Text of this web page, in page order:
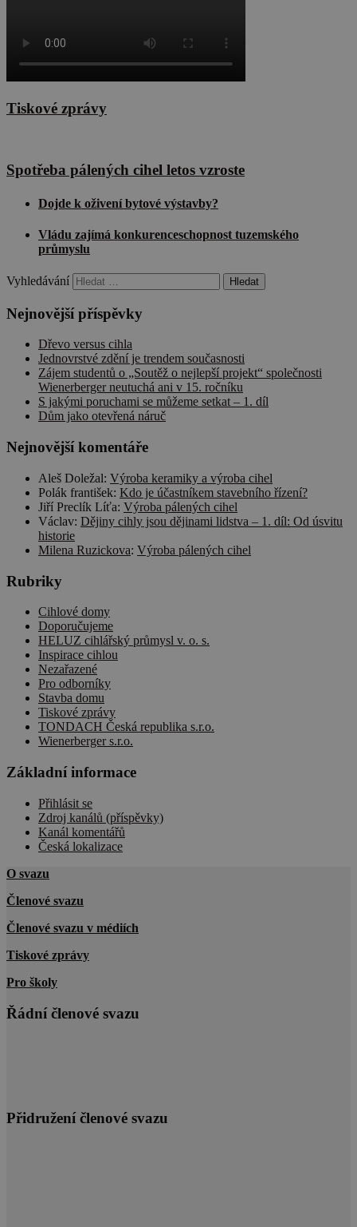
Tiskové zprávy
Spotřeba pálených cihel letos vzroste
Dojde k oživení bytové výstavby?
Vládu zajímá konkurenceschopnost tuzemského
průmyslu
Vyhledávání
Nejnovější příspěvky
Dřevo versus cihla
Jednovrstvé zdění je trendem současnosti
Zájem studentů o „Soutěž o nejlepší projekt“ společnosti
Wienerberger neutuchá ani v 15. ročníku
S jakými poruchami se můžeme setkat – 1. díl
Dům jako otevřená náruč
Nejnovější komentáře
Aleš Doležal: Výroba keramiky a výroba cihel
Polák františek: Kdo je účastníkem stavebního řízení?
Jiří Preclík Líťa: Výroba pálených cihel
Václav: Dějiny cihly jsou dějinami lidstva – 1. díl: Od úsvitu
historie
Milena Ruzickova: Výroba pálených cihel
Rubriky
Cihlové domy
Doporučujeme
HELUZ cihlářský průmysl v. o. s.
Inspirace cihlou
Nezařazené
Pro odborníky
Stavba domu
Tiskové zprávy
TONDACH Česká republika s.r.o.
Wienerberger s.r.o.
Základní informace
Přihlásit se
Zdroj kanálů (příspěvky)
Kanál komentářů
Česká lokalizace
O svazu
Členové svazu
Členové svazu v médiích
Tiskové zprávy
Pro školy
Řádní členové svazu
Přidružení členové svazu